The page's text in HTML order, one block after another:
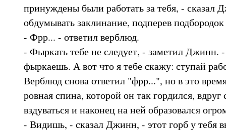
принуждены были работать за тебя, - сказал
обдумывать заклинание, подперев
- Фрр... - ответил верблюд.
- Фыркать тебе не следует, - заметил
фыркаешь. А вот что я тебе скажу: ступай
Верблюд снова ответил "фрр...", но в это
ровная спина, которой он так гордился, вдруг
вздуваться и наконец на ней образовался
- Видишь, - сказал Джинн, - этот горб у тебя